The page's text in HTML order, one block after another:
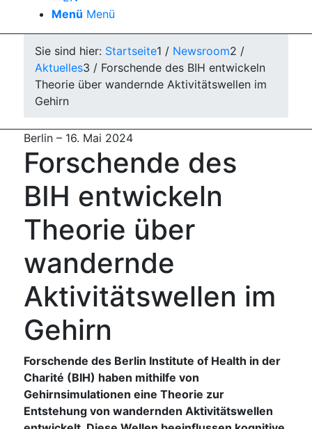
Menü Menü
Sie sind hier: Startseite1 / Newsroom2 /
Aktuelles3 / Forschende des BIH entwickeln
Theorie über wandernde Aktivitätswellen im
Gehirn
Berlin– 16. Mai 2024
Forschende des
BIH entwickeln
Theorie über
wandernde
Aktivitätswellen im
Gehirn
Forschende des Berlin Institute of Health in der
Charité (BIH) haben mithilfe von
Gehirnsimulationen eine Theorie zur
Entstehung von wandernden Aktivitätswellen